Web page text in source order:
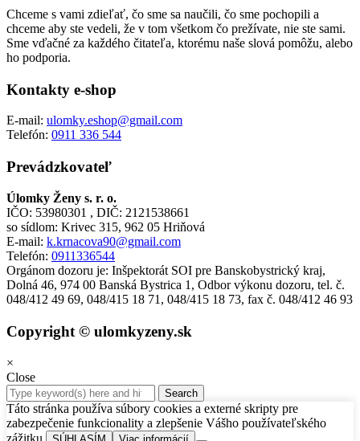
Chceme s vami zdieľať, čo sme sa naučili, čo sme pochopili a
chceme aby ste vedeli, že v tom všetkom čo prežívate, nie ste sami.
Sme vďačné za každého čitateľa, ktorému naše slová pomôžu, alebo
ho podporia.
Kontakty e-shop
E-mail: ulomky.eshop@gmail.com
Telefón: 0911 336 544
Prevádzkovateľ
Úlomky Ženy s. r. o.
IČO: 53980301 , DIČ: 2121538661
so sídlom: Krivec 315, 962 05 Hriňová
E-mail: k.krnacova90@gmail.com
Telefón: 0911336544
Orgánom dozoru je: Inšpektorát SOI pre Banskobystrický kraj,
Dolná 46, 974 00 Banská Bystrica 1, Odbor výkonu dozoru, tel. č.
048/412 49 69, 048/415 18 71, 048/415 18 73, fax č. 048/412 46 93
Copyright © ulomkyzeny.sk
×
Close
Táto stránka používa súbory cookies a externé skripty pre
zabezpečenie funkcionality a zlepšenie Vášho používateľského
zážitku.